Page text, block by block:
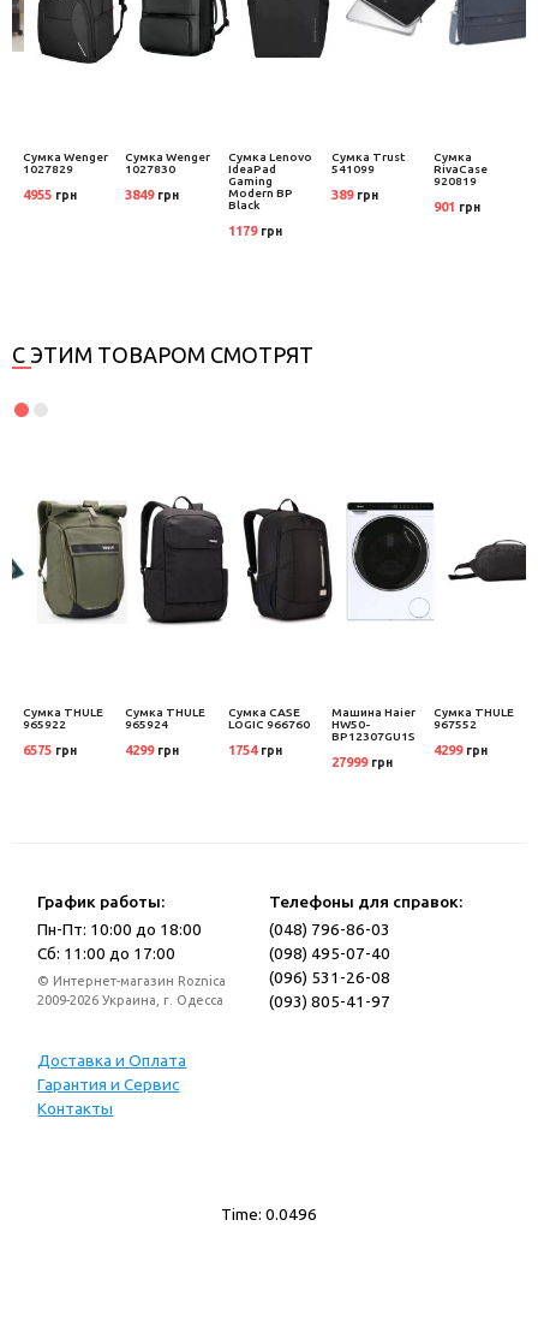
Сумка Wenger
1027829
4955 грн
Сумка Wenger
1027830
3849 грн
Сумка Lenovo
IdeaPad
Gaming
Modern BP
Black
1179 грн
Сумка Trust
541099
389 грн
Сумка
RivaCase
920819
901 грн
С ЭТИМ ТОВАРОМ СМОТРЯТ
Сумка THULE
965922
6575 грн
Сумка THULE
965924
4299 грн
Сумка CASE
LOGIC 966760
1754 грн
Машина Haier
HW50-
BP12307GU1S
27999 грн
Сумка THULE
967552
4299 грн
График работы:
Пн-Пт: 10:00 до 18:00
Сб: 11:00 до 17:00
© Интернет-магазин Roznica
2009-2026 Украина, г. Одесса
Телефоны для справок:
(048) 796-86-03
(098) 495-07-40
(096) 531-26-08
(093) 805-41-97
Доставка и Оплата
Гарантия и Сервис
Контакты
Time: 0.0496